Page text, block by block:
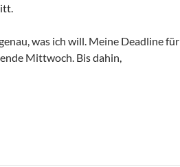
was ich will. Meine Deadline für
Mittwoch. Bis dahin,